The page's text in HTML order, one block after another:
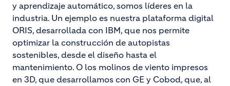
y aprendizaje automático, somos líderes en la
industria. Un ejemplo es nuestra plataforma digital
ORIS, desarrollada con IBM, que nos permite
optimizar la construcción de autopistas
sostenibles, desde el diseño hasta el
mantenimiento. O los molinos de viento impresos
en 3D, que desarrollamos con GE y Cobod, que, al